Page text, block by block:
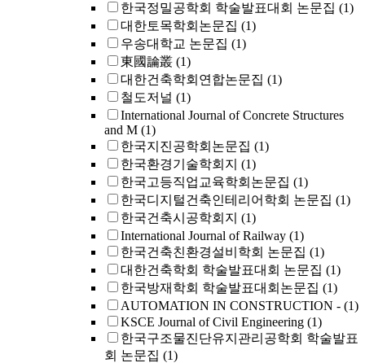
한국정밀공학회 학술발표대회 논문집 (1)
대한토목학회논문집 (1)
우송대학교 논문집 (1)
東國論叢 (1)
대한건축학회연합논문집 (1)
철도저널 (1)
International Journal of Concrete Structures
and M (1)
한국지진공학회논문집 (1)
한국환경기술학회지 (1)
한국고등직업교육학회논문집 (1)
한국디지털건축인테리어학회 논문집 (1)
한국건축시공학회지 (1)
International Journal of Railway (1)
한국건축친환경설비학회 논문집 (1)
대한건축학회 학술발표대회 논문집 (1)
한국방재학회 학술발표대회논문집 (1)
AUTOMATION IN CONSTRUCTION - (1)
KSCE Journal of Civil Engineering (1)
한국구조물진단유지관리공학회 학술발표
회 논문집 (1)